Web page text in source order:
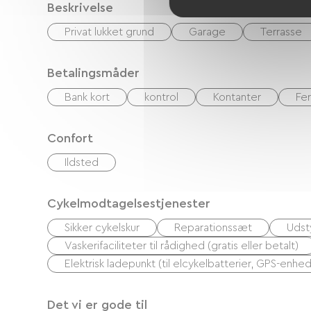
Beskrivelse
Privat lukket grund Garage Terrasse
Betalingsmåder
Bank kort kontrol Kontanter
Confort
Ildsted
Cykelmodtagelsestjenester
Sikker cykelskur Reparationssæt
Vaskerifaciliteter til rådighed (gratis eller betalt)
Elektrisk ladepunkt (til elcykelbatterier, GPS-
Det vi er gode til